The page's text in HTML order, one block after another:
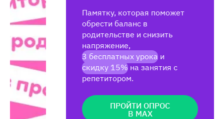
Памятку, которая поможет
обрести баланс в
родительстве и снизить
напряжение,
3 бесплатных урока и
скидку 15%на занятия с
репетитором.
ПРОЙТИ ОПРОС
В MAX